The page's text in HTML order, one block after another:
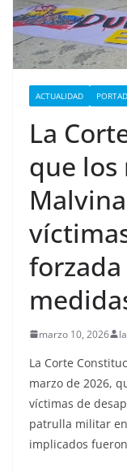
ACTUALIDAD
La
que los
marzo 10, 2026
La Corte
marzo de 2026,
víctimas de
patrulla militar
implicados